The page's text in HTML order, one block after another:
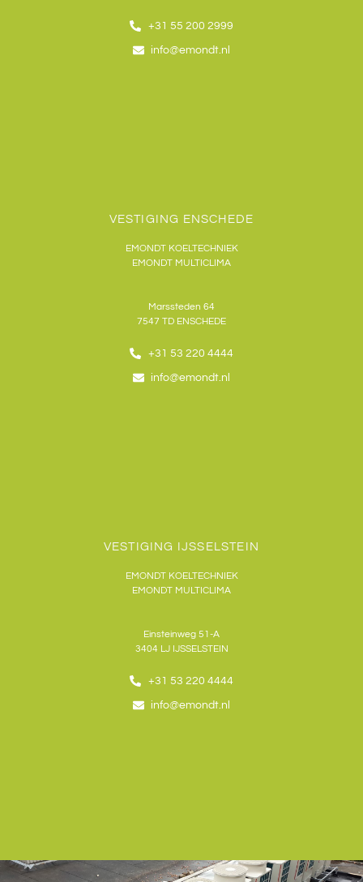
+31 55 200 2999
info@emondt.nl
VESTIGING ENSCHEDE
EMONDT KOELTECHNIEK
EMONDT MULTICLIMA
Marssteden 64
7547 TD ENSCHEDE
+31 53 220 4444
info@emondt.nl
VESTIGING IJSSELSTEIN
EMONDT KOELTECHNIEK
EMONDT MULTICLIMA
Einsteinweg 51-A
3404 LJ IJSSELSTEIN
+31 53 220 4444
info@emondt.nl